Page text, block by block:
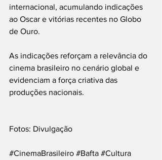
internacional, acumulando indicações
ao Oscar e vitórias recentes no Globo
de Ouro.
As indicações reforçam a relevância do
cinema brasileiro no cenário global e
evidenciam a força criativa das
produções nacionais.
Fotos: Divulgação
#CinemaBrasileiro #Bafta #Cultura